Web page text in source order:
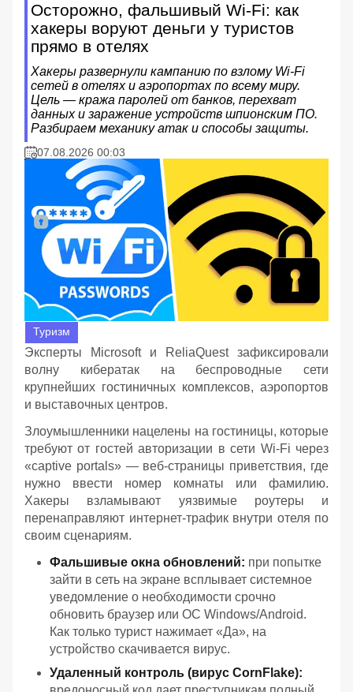
Осторожно, фальшивый Wi-Fi: как
хакеры воруют деньги у туристов
прямо в отелях
Хакеры развернули кампанию по взлому Wi-Fi
сетей в отелях и аэропортах по всему миру.
Цель — кража паролей от банков, перехват
данных и заражение устройств шпионским ПО.
Разбираем механику атак и способы защиты.
07.08.2026 00:03
Туризм
Эксперты Microsoft и ReliaQuest зафиксировали
волну кибератак на беспроводные сети
крупнейших гостиничных комплексов, аэропортов
и выставочных центров.
Злоумышленники нацелены на гостиницы, которые
требуют от гостей авторизации в сети Wi-Fi через
«captive portals» — веб-страницы приветствия, где
нужно ввести номер комнаты или фамилию.
Хакеры взламывают уязвимые роутеры и
перенаправляют интернет-трафик внутри отеля по
своим сценариям.
Фальшивые окна обновлений: при попытке
зайти в сеть на экране всплывает системное
уведомление о необходимости срочно
обновить браузер или ОС Windows/Android.
Как только турист нажимает «Да», на
устройство скачивается вирус.
Удаленный контроль (вирус CornFlake):